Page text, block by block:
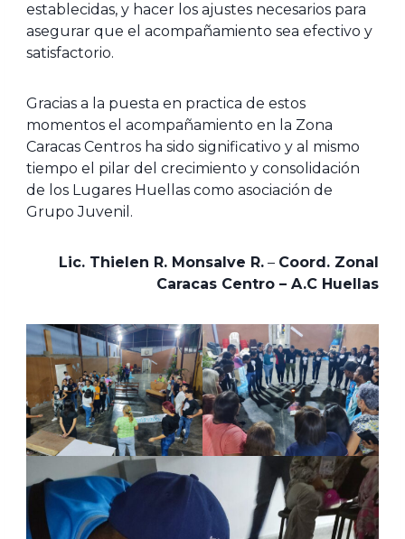
establecidas, y hacer los ajustes necesarios para
asegurar que el acompañamiento sea efectivo y
satisfactorio.
Gracias a la puesta en practica de estos
momentos el acompañamiento en la Zona
Caracas Centros ha sido significativo y al mismo
tiempo el pilar del crecimiento y consolidación
de los Lugares Huellas como asociación de
Grupo Juvenil.
Lic. Thielen R. Monsalve R. – Coord. Zonal
Caracas Centro – A.C Huellas